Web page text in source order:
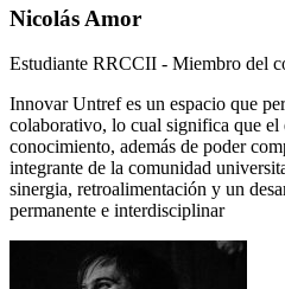
Nicolás Amor
Estudiante RRCCII - Miembro del
Innovar Untref es un espacio que
colaborativo, lo cual significa que el
conocimiento, además de poder
integrante de la comunidad
sinergia, retroalimentación y un
permanente e interdisciplinar